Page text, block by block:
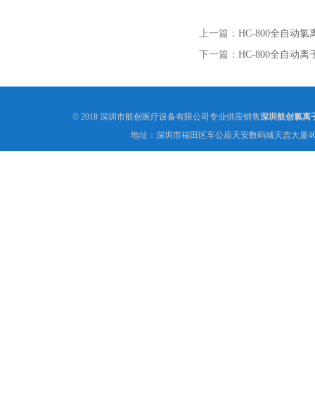
上一篇： HC-800全自动氯
下一篇： HC-800全自动离
© 2018 深圳市航创医疗设备有限公司专业供应销售深圳航创氯离
地址：深圳市福田区车公庙天安数码城天吉大厦